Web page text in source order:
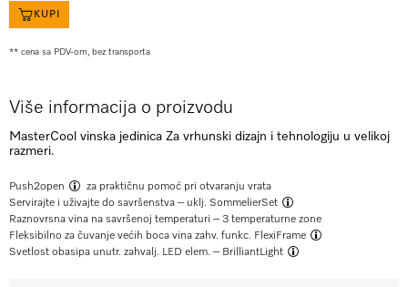
KUPI
** cena sa PDV-om, bez transporta
Više informacija o proizvodu
MasterCool vinska jedinica Za vrhunski dizajn i tehnologiju u velikoj
razmeri.
Push2open
za praktičnu pomoć pri otvaranju vrata
Servirajte i uživajte do savršenstva – uklj. SommelierSet
Raznovrsna vina na savršenoj temperaturi – 3 temperaturne zone
Fleksibilno za čuvanje većih boca vina zahv. funkc. FlexiFrame
Svetlost obasipa unutr. zahvalj. LED elem. – BrilliantLight